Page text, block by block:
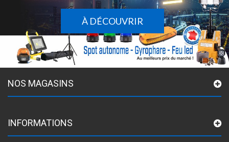
À DÉCOUVRIR
NOS MAGASINS
INFORMATIONS